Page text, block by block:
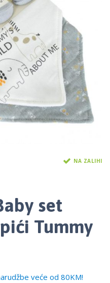
NA ZALIHI
set
Tummy
veće od 80KM!